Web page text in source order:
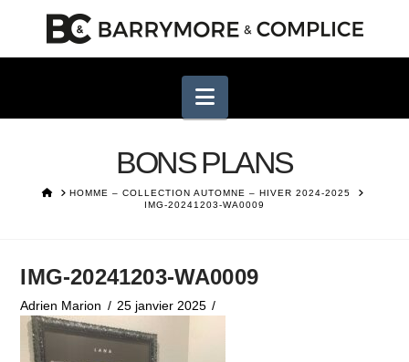
Navigation
BONS PLANS
HOMEHOMME – COLLECTION AUTOMNE – HIVER 2024-2025
IMG-20241203-WA0009
IMG-20241203-WA0009
Adrien Marion 25 janvier 2025